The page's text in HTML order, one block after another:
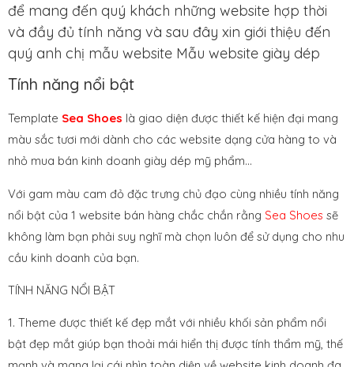
để mang đến quý khách những website hợp thời
và đầy đủ tính năng và sau đây xin giới thiệu đến
quý anh chị mẫu website Mẫu website giày dép
Tính năng nổi bật
Template Sea Shoes là giao diện được thiết kế hiện đại mang
màu sắc tươi mới dành cho các website dạng cửa hàng to và
nhỏ mua bán kinh doanh giày dép mỹ phẩm…
Với gam màu cam đỏ đặc trưng chủ đạo cùng nhiều tính năng
nổi bật của 1 website bán hàng chắc chắn rằng Sea Shoes sẽ
không làm bạn phải suy nghĩ mà chọn luôn để sử dụng cho nhu
cầu kinh doanh của bạn.
TÍNH NĂNG NỔI BẬT
1. Theme được thiết kế đẹp mắt với nhiều khối sản phẩm nổi
bật đẹp mắt giúp bạn thoải mái hiển thị được tính thẩm mỹ, thế